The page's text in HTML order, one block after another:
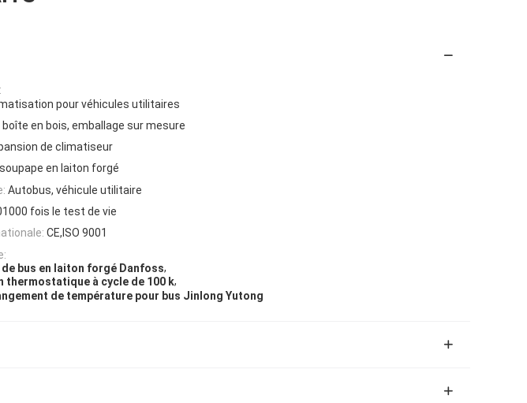
pour véhicules utilitaires
boîte en bois, emballage sur mesure
de climatiseur
en laiton forgé
Autobus, véhicule utilitaire
fois le test de vie
CE,ISO 9001
bus en laiton forgé Danfoss,
thermostatique à cycle de 100 k,
de température pour bus Jinlong Yutong